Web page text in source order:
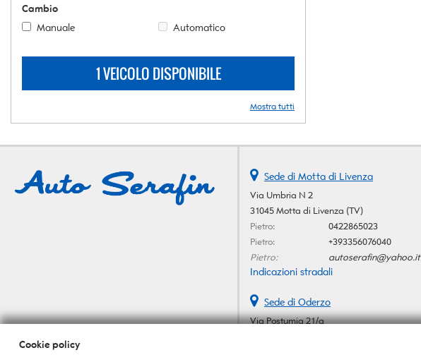
Cambio
Manuale
Automatico
1 VEICOLO DISPONIBILE
Mostra tutti
Sede di Motta di Livenza
Via Umbria N 2
31045 Motta di Livenza (TV)
Pietro:
0422865023
Pietro:
+393356076040
Pietro:
autoserafin@yahoo.it
Indicazioni stradali
Sede di Oderzo
Via Postumia 21/a
Cookie policy